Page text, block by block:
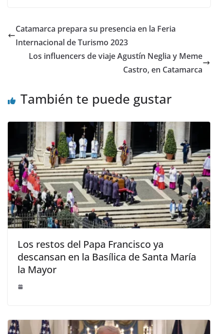
Catamarca prepara su presencia en la Feria
Internacional de Turismo 2023
Los influencers de viaje Agustín Neglia y Meme
Castro, en Catamarca
También te puede gustar
Los restos del Papa Francisco ya
descansan en la Basílica de Santa María
la Mayor